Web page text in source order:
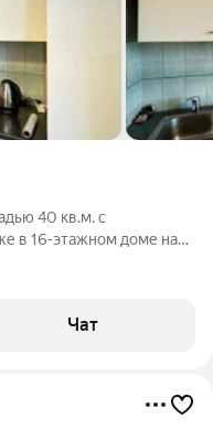
40 кв.м. с
в 16-этажном доме на
Чат